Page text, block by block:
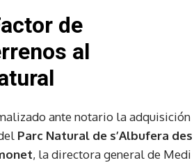
de
al
ante notario la adquisición
Parc Natural de s’Albufera des
, la directora general de Medi